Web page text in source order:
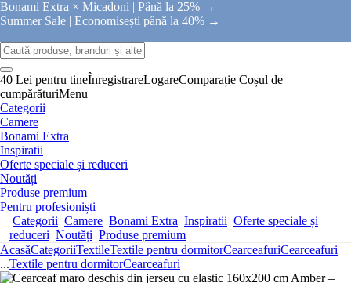
Bonami Extra × Micadoni | Până la 25% →
Summer Sale | Economisești până la 40% →
40 Lei pentru tineÎnregistrareLogareComparație Coșul de
cumpărăturiMenu
Categorii
Camere
Bonami Extra
Inspiratii
Oferte speciale și reduceri
Noutăți
Produse premium
Pentru profesioniști
Categorii Camere Bonami Extra Inspiratii Oferte speciale și
reduceri Noutăți Produse premium
AcasăCategoriiTextileTextile pentru dormitorCearceafuriCearceafuri
...Textile pentru dormitorCearceafuri